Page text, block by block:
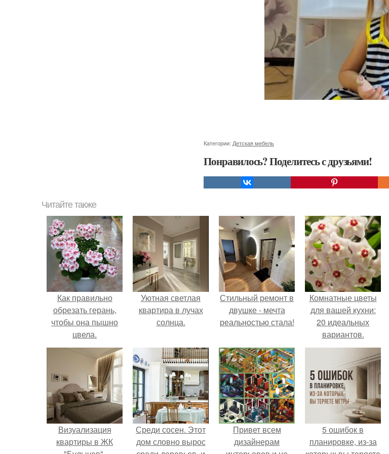
Категории: Детская мебель
Понравилось? Поделитесь с друзьями!
Читайте также
Как правильно
обрезать герань,
чтобы она пышно
цвела.
Уютная светлая
квартира в лучах
солнца.
Стильный ремонт в
двушке - мечта
реальностью стала!
Комнатные цветы
для вашей кухни:
20 идеальных
вариантов.
Визуализация
квартиры в ЖК
Среди сосен. Этот
дом словно вырос
Привет всем
дизайнерам
5 ошибок в
планировке, из-за